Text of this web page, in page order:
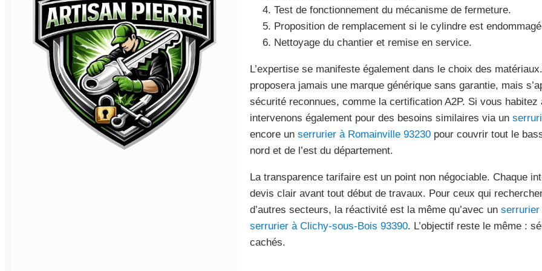
Test de fonctionnement du mécanisme de fermeture.
Proposition de remplacement si le cylindre est
Nettoyage du chantier et remise en service.
L’expertise se manifeste également dans le choix des
proposera jamais une marque générique sans garantie, mais
sécurité reconnues, comme la certification A2P. Si vous
intervenons également pour des besoins similaires via un
encore un serrurier à Romainville 93230pour couvrir tout le
nord et de l’est du département.
La transparence tarifaire est un point non négociable. Chaque
devis clair avant tout début de travaux. Pour ceux qui
d’autres secteurs, la réactivité est la même qu’avec un serrurier
serrurier à Clichy-sous-Bois 93390. L’objectif reste le même :
cachés.